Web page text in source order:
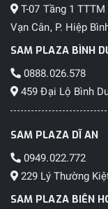
T-07 Tầng 1
Vạn Cân, P. Hiệp
SAM PLAZA BÌNH
0888.026.578
459 Đại Lộ Bình
SAM PLAZA DĨ AN
0949.022.772
229 Lý Thường
SAM PLAZA BIÊN